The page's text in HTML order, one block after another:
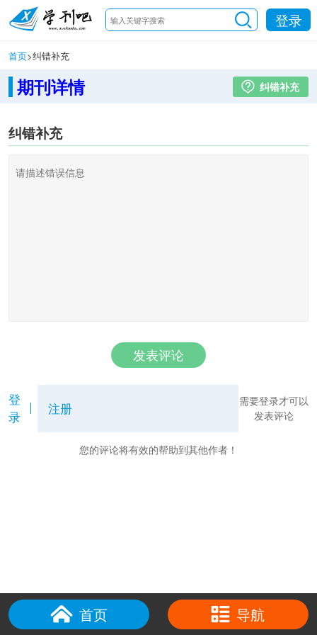
登录
首页>纠错补充
期刊详情 纠错补充
纠错补充
发表评论
登
录
注册
需要登录才可以
发表评论
您的评论将有效的帮助到其他作者！
首页 导航